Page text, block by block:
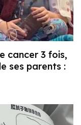
cancer 3 fois,
ses parents :